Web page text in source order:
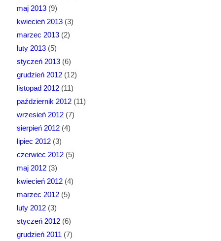
maj 2013(9)
kwiecień 2013(3)
marzec 2013(2)
luty 2013(5)
styczeń 2013(6)
grudzień 2012(12)
listopad 2012(11)
październik 2012(11)
wrzesień 2012(7)
sierpień 2012(4)
lipiec 2012(3)
czerwiec 2012(5)
maj 2012(3)
kwiecień 2012(4)
marzec 2012(5)
luty 2012(3)
styczeń 2012(6)
grudzień 2011 (7)